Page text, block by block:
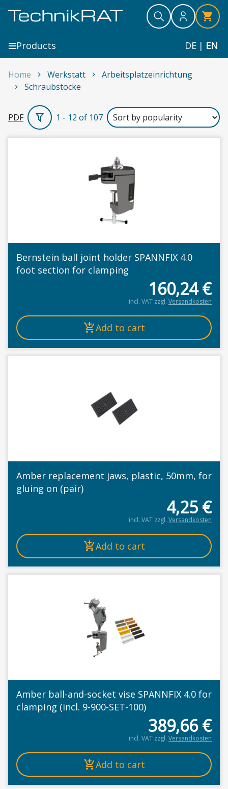
Search
Search
Search
DE | EN
Products
Home Werkstatt
Arbeitsplatzeinrichtung
Schraubstöcke
Schraubstöcke
PDF 1 - 12 of 107
Bernstein ball joint holder SPANNFIX 4.0
foot section for clamping
160,24€
incl. VAT zzgl. Versandkosten
Add to cart
Amber replacement jaws, plastic, 50mm, for
gluing on (pair)
4,25 €
incl. VAT zzgl. Versandkosten
Add to cart
Amber ball-and-socket vise SPANNFIX 4.0 for
clamping (incl. 9-900-SET-100)
389,66€
incl. VAT zzgl. Versandkosten
Add to cart